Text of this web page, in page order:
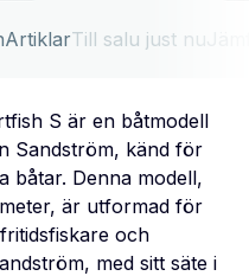
ArtiklarTill salu just nu
S är en båtmodell
Sandström, känd för
båtar. Denna modell,
är utformad för
och
med sitt säte i